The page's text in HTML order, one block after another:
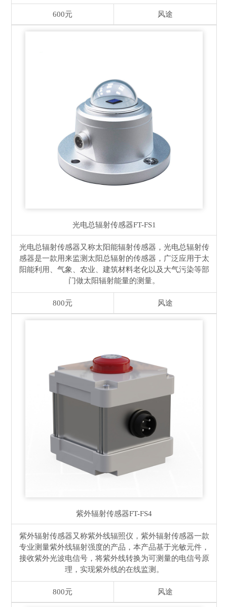
600元 风途
光电总辐射传感器FT-FS1
光电总辐射传感器又称太阳能辐射传感器，光电总辐射传
感器是一款用来监测太阳总辐射的传感器，广泛应用于太
阳能利用、气象、农业、建筑材料老化以及大气污染等部
门做太阳辐射能量的测量。
800元 风途
紫外辐射传感器FT-FS4
紫外辐射传感器又称紫外线辐照仪，紫外辐射传感器一款
专业测量紫外线辐射强度的产品，本产品基于光敏元件，
接收紫外光波电信号，将紫外线转换为可测量的电信号原
理，实现紫外线的在线监测。
800元 风途